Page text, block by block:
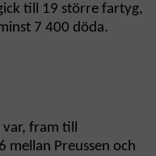
till 19 större fartyg,
7 400 döda.
fram till
mellan Preussen och